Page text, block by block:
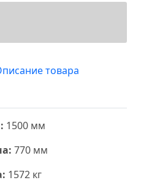
товара
1500 мм
770 мм
1572 кг